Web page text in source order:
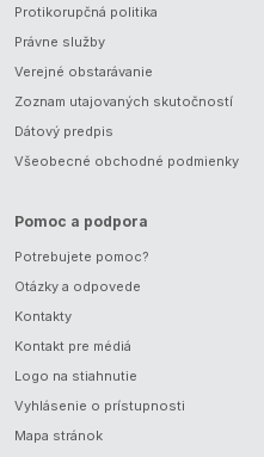
Protikorupčná politika
Právne služby
Verejné obstarávanie
Zoznam utajovaných skutočností
Dátový predpis
Všeobecné obchodné podmienky
Pomoc a podpora
Potrebujete pomoc?
Otázky a odpovede
Kontakty
Kontakt pre médiá
Logo na stiahnutie
Vyhlásenie o prístupnosti
Mapa stránok